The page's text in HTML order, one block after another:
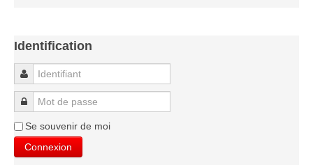
Identification
Identifiant
Mot de passe
Se souvenir de moi
Connexion